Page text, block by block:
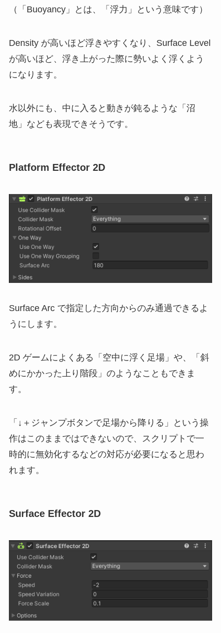
（「Buoyancy」とは、「浮力」という意味です）
Density が高いほど浮きやすくなり、Surface Level
が高いほど、浮き上がった際に勢いよく浮くよう
になります。
水以外にも、中に入ると動きが鈍るような「沼
地」なども表現できそうです。
Platform Effector 2D
Surface Arc で指定した方向からのみ通過できるよ
うにします。
2D ゲームによくある「空中に浮く足場」や、「斜
めにかかった上り階段」のようなこともできま
す。
「↓＋ジャンプボタンで足場から降りる」という操
作はこのままではできないので、スクリプトで一
時的に無効化するなどの対応が必要になると思わ
れます。
Surface Effector 2D